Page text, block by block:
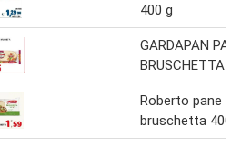
400 g
GARDAPAN PAN
BRUSCHETTA
Roberto pane
bruschetta 400